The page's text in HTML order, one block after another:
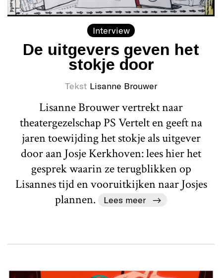
Interview
De uitgevers geven het
stokje door
Tekst Lisanne Brouwer
Lisanne Brouwer vertrekt naar
theatergezelschap PS Vertelt en geeft na
jaren toewijding het stokje als uitgever
door aan Josje Kerkhoven: lees hier het
gesprek waarin ze terugblikken op
Lisannes tijd en vooruitkijken naar Josjes
plannen.
Lees meer